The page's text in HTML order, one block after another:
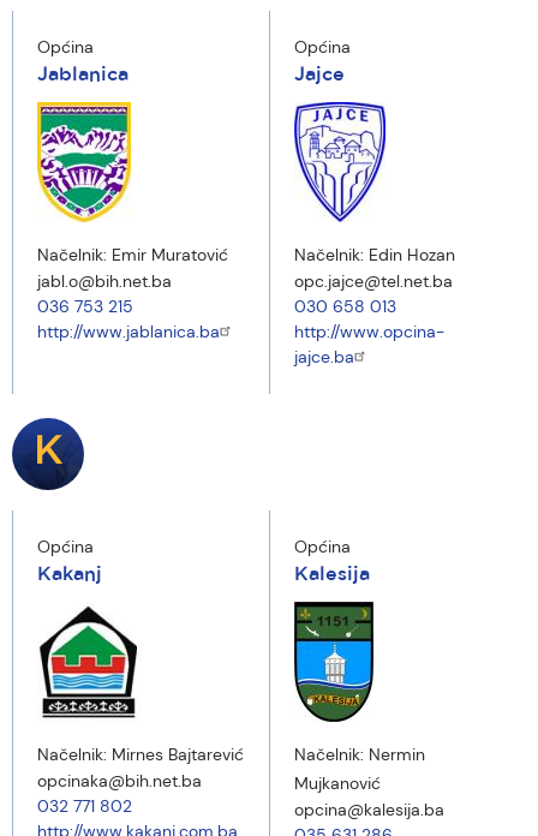
Općina
Jablanica
Načelnik: Emir Muratović
jabl.o@bih.net.ba
036 753 215
http://www.jablanica.ba
Općina
Jajce
Načelnik: Edin Hozan
opc.jajce@tel.net.ba
030 658 013
http://www.opcina-
jajce.ba
K
Općina
Kakanj
Načelnik: Mirnes Bajtarević
opcinaka@bih.net.ba
032 771 802
http://www.kakanj.com.ba
Općina
Kalesija
Načelnik: Nermin
Mujkanović
opcina@kalesija.ba